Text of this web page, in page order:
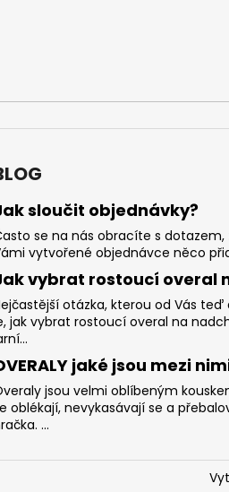
sloučit objednávky?
se na nás obracíte s dotazem,
vytvořené objednávce něco
vybrat rostoucí overal
otázka, kterou od Vás
jak vybrat rostoucí overal na
jaké jsou mezi
jsou velmi oblíbeným
oblékají, nevykasávají se a
...